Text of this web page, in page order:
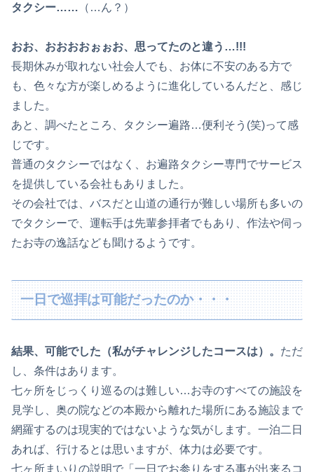
タクシー…… （…ん？）
おお、おおおおぉぉお、思ってたのと違う…!!!
長期休みが取れない社会人でも、お体に不安のある方で
も、色々な方が楽しめるように進化しているんだと、感じ
ました。
あと、調べたところ、タクシー遍路…便利そう(笑)って感
じです。
普通のタクシーではなく、お遍路タクシー専門でサービス
を提供している会社もありました。
その会社では、バスだと山道の通行が難しい場所も多いの
でタクシーで、運転手は先輩参拝者でもあり、作法や伺っ
たお寺の逸話なども聞けるようです。
一日で巡拝は可能だったのか・・・
結果、可能でした（私がチャレンジしたコースは）。 ただ
し、条件はあります。
七ヶ所をじっくり巡るのは難しい…お寺のすべての施設を
見学し、奥の院などの本殿から離れた場所にある施設まで
網羅するのは現実的ではないような気がします。一泊二日
あれば、行けるとは思いますが、体力は必要です。
七ヶ所まいりの説明で「一日でお参りをする事が出来るコ